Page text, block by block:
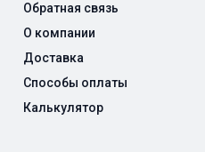
Обратная связь
О компании
Доставка
Способы оплаты
Калькулятор